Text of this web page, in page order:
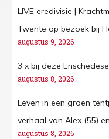
LIVE eredivisie |
Twente op bezoek bij
augustus 9, 2026
3 x bij deze
augustus 8, 2026
Leven in een groen
verhaal van Alex (55)
augustus 8, 2026